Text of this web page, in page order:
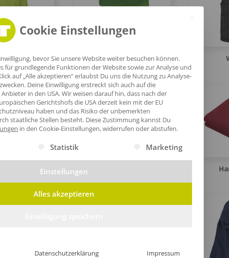
Schlauchschals
Cookie Einstellungen
bevor Sie unsere Website weiter besuchen können.
für grundlegende Funktionen der Website sowie zur Analyse und
auf „Alle akzeptieren“ erlaubst Du uns die Nutzung zu Analyse-
Deine Einwilligung erstreckt sich auch auf die
in den USA. Wir weisen darauf hin, dass nach der
Gerichtshofs die USA derzeit kein mit der EU
haben und das Risiko der unbemerkten
staatliche Stellen besteht. Diese Zustimmung kannst Du
in den Cookie-Einstellungen, widerrufen oder abstufen.
Service-Gruppen, für die eine Einwilligung erteilt werden kann.
Statistik Marketing
Einstellungen
Alles akzeptieren
Datenschutzerklärung Impressum